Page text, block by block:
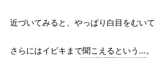
近づいてみると、やっぱり白目をむいて
さらにはイビキまで聞こえるという…。